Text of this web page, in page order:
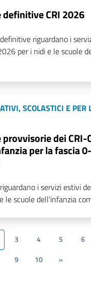
CRI 2026
riguardano i
per i nidi e le scuole
SCOLASTICI E PER
dei CRI-
per la fascia
i servizi estivi
le scuole dell'infanzia
3 4 5 6
9
10 »